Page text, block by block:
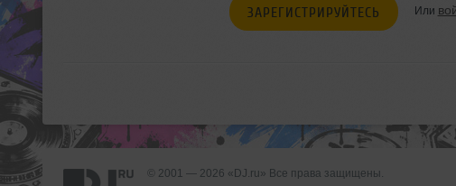
ЗАРЕГИСТРИРУЙТЕСЬ Или
© 2001 — 2026 «DJ.ru» Все права защищены.